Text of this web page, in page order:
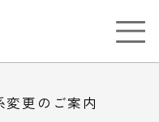
更のご案内